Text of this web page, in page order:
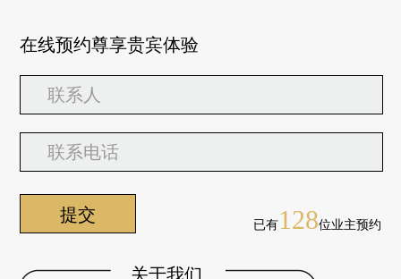
在线预约尊享贵宾体验
已有128位业主预约
关于我们